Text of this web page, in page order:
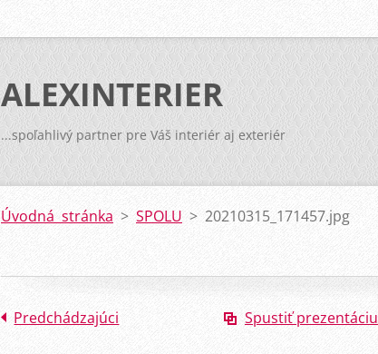
ALEXINTERIER
...spoľahlivý partner pre Váš interiér aj exteriér
Úvodná stránka > SPOLU > 20210315_171457.jpg
Predchádzajúci Spustiť prezentáciu